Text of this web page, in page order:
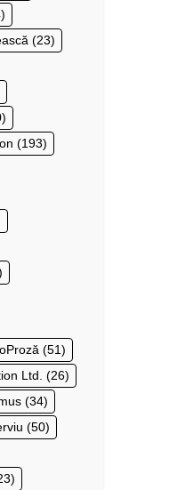
(23)
(193)
(51)
Ltd. (26)
(34)
(50)